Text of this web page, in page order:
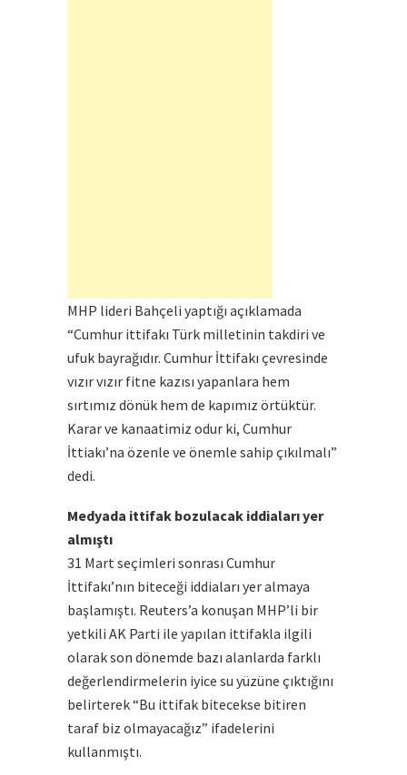
MHP lideri Bahçeli yaptığı açıklamada
“Cumhur ittifakı Türk milletinin takdiri ve
ufuk bayrağıdır. Cumhur İttifakı çevresinde
vızır vızır fitne kazısı yapanlara hem
sırtımız dönük hem de kapımız örtüktür.
Karar ve kanaatimiz odur ki, Cumhur
İttiakı’na özenle ve önemle sahip çıkılmalı”
dedi.
Medyada ittifak bozulacak iddiaları yer
almıştı
31 Mart seçimleri sonrası Cumhur
İttifakı’nın biteceği iddiaları yer almaya
başlamıştı. Reuters’a konuşan MHP’li bir
yetkili AK Parti ile yapılan ittifakla ilgili
olarak son dönemde bazı alanlarda farklı
değerlendirmelerin iyice su yüzüne çıktığını
belirterek “Bu ittifak bitecekse bitiren
taraf biz olmayacağız” ifadelerini
kullanmıştı.